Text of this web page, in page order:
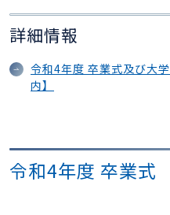
詳細情報
令和4年度 卒業式及び大
内】
令和4年度 卒業式